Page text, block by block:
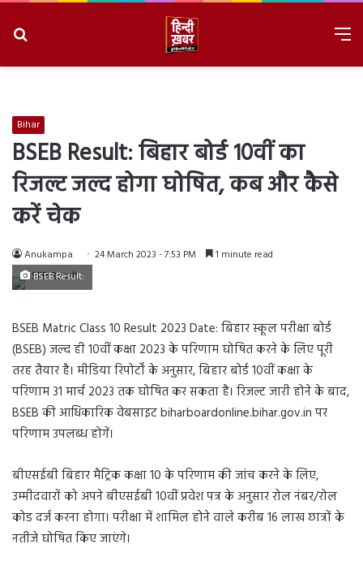
Bihar
BSEB Result: बिहार बोर्ड 10वीं का
रिजल्ट जल्द होगा घोषित, कब और कैसे
करें चेक
Anukampa 24 March 2023 - 7:53 PM 1 minute read
BSEB Result:
BSEB Matric Class 10 Result 2023 Date: बिहार स्कूल परीक्षा बोर्ड
(BSEB) जल्द ही 10वीं कक्षा 2023 के परिणाम घोषित करने के लिए पूरी
तरह तैयार है। मीडिया रिपोर्टों के अनुसार, बिहार बोर्ड 10वीं कक्षा के
परिणाम 31 मार्च 2023 तक घोषित कर सकता है। रिजल्ट जारी होने के बाद,
BSEB की आधिकारिक वेबसाइट biharboardonline.bihar.gov.in पर
परिणाम उपलब्ध होगें।
बीएसईबी बिहार मैट्रिक कक्षा 10 के परिणाम की जांच करने के लिए,
उम्मीदवारों को अपने बीएसईबी 10वीं प्रवेश पत्र के अनुसार रोल नंबर/रोल
कोड दर्ज करना होगा। परीक्षा में शामिल होने वाले करीब 16 लाख छात्रों के
नतीजे घोषित किए जाएंगे।